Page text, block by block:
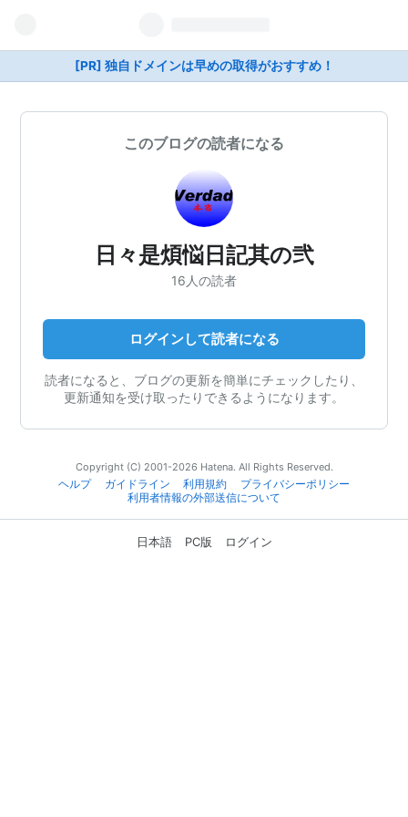
[PR] 独自ドメインは早めの取得がおすすめ！
このブログの読者になる
日々是煩悩日記其の弐
16人の読者
ログインして読者になる
読者になると、ブログの更新を簡単にチェックしたり、
更新通知を受け取ったりできるようになります。
Copyright (C) 2001-2026 Hatena. All Rights Reserved.
ヘルプ
ガイドライン 利用規約
プライバシーポリシー
利用者情報の外部送信について
日本語 PC版 ログイン